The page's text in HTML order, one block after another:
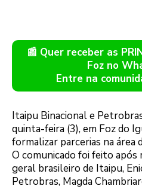
📰 Quer receber as
Foz no
Entre na
Itaipu Binacional e
quinta-feira (3), em Foz do
formalizar parcerias na área
O comunicado foi feito
geral brasileiro de Itaipu,
Petrobras, Magda